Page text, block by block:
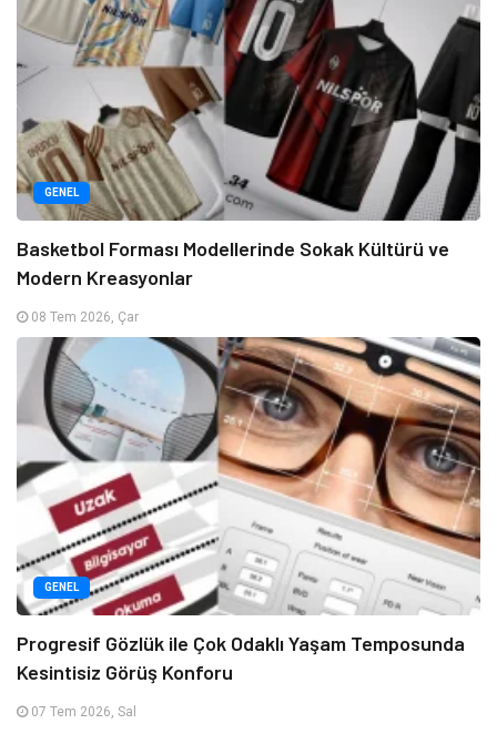
GENEL
Basketbol Forması Modellerinde Sokak Kültürü ve
Modern Kreasyonlar
08 Tem 2026, Çar
GENEL
Progresif Gözlük ile Çok Odaklı Yaşam Temposunda
Kesintisiz Görüş Konforu
07 Tem 2026, Sal